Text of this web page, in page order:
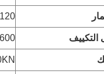
التكييف 600 كجم/ساعة